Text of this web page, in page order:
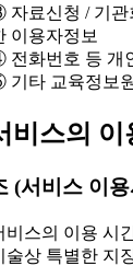
자료신청 / 기관
이용자정보
전화번호 등 개
기타 교육정보
비스의 이
(서비스 이
비스의 이용 시
술상 특별한 지